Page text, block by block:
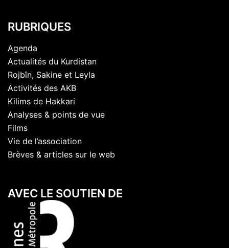
RUBRIQUES
Agenda
Actualités du Kurdistan
Rojbîn, Sakine et Leyla
Activités des AKB
Kilims de Hakkari
Analyses & points de vue
Films
Vie de l’association
Brèves & articles sur le web
AVEC LE SOUTIEN DE